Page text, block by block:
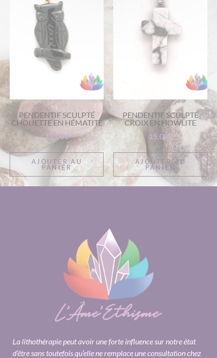
PENDENTIF SCULPTÉ
CHOUETTE EN HÉMATITE
15,00€
AJOUTER AU
PANIER
PENDENTIF SCULPTÉ
CROIX EN HOWLITE
15,00€
AJOUTER AU
PANIER
La lithothérapie peut avoir une forte influence sur notre état
d’être sans toutefois qu’elle ne remplace une consultation chez